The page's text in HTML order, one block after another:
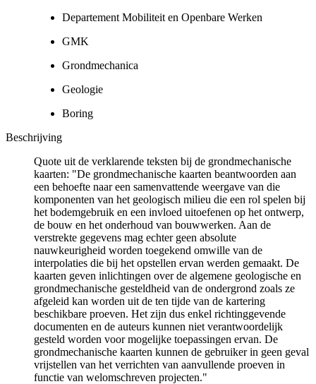
Departement Mobiliteit en Openbare Werken
GMK
Grondmechanica
Geologie
Boring
Beschrijving
Quote uit de verklarende teksten bij de grondmechanische
kaarten: "De grondmechanische kaarten beantwoorden aan
een behoefte naar een samenvattende weergave van die
komponenten van het geologisch milieu die een rol spelen bij
het bodemgebruik en een invloed uitoefenen op het ontwerp,
de bouw en het onderhoud van bouwwerken. Aan de
verstrekte gegevens mag echter geen absolute
nauwkeurigheid worden toegekend omwille van de
interpolaties die bij het opstellen ervan werden gemaakt. De
kaarten geven inlichtingen over de algemene geologische en
grondmechanische gesteldheid van de ondergrond zoals ze
afgeleid kan worden uit de ten tijde van de kartering
beschikbare proeven. Het zijn dus enkel richtinggevende
documenten en de auteurs kunnen niet verantwoordelijk
gesteld worden voor mogelijke toepassingen ervan. De
grondmechanische kaarten kunnen de gebruiker in geen geval
vrijstellen van het verrichten van aanvullende proeven in
functie van welomschreven projecten."